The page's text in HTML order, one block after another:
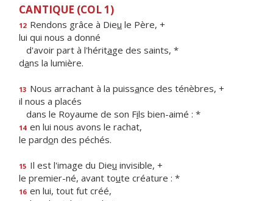
CANTIQUE (COL 1)
12 Rendons grâce à Dieu le Père, +
lui qui nous a donné
d'avoir part à l'héritage des saints, *
dans la lumière.
13 Nous arrachant à la puissance des ténèbres, +
il nous a placés
dans le Royaume de son Fils bien-aimé : *
14 en lui nous avons le rachat,
le pardon des péchés.
15 Il est l'image du Dieu invisible, +
le premier-né, avant toute créature : *
16 en lui, tout fut créé,